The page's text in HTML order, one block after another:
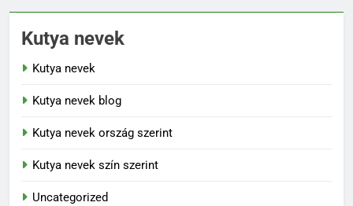
Kutya nevek
Kutya nevek
Kutya nevek blog
Kutya nevek ország szerint
Kutya nevek szín szerint
Uncategorized